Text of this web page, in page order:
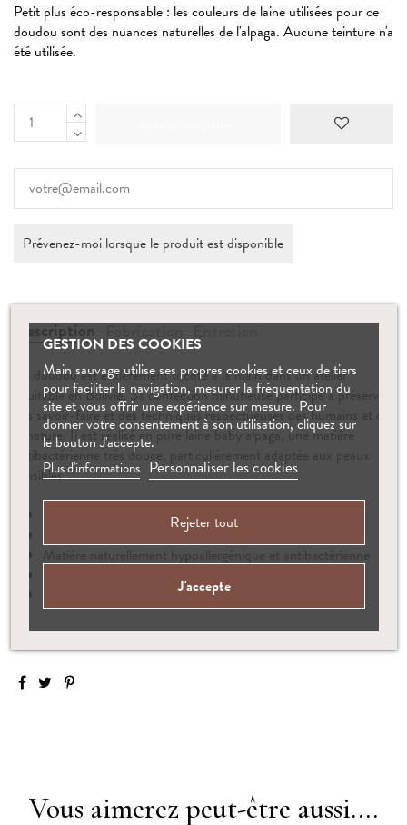
Petit plus éco-responsable : les couleurs de laine utilisées pour ce
doudou sont des nuances naturelles de l'alpaga. Aucune teinture n'a
été utilisée.
Description Fabrication Entretien
Ce doudou est entièrement tricoté à la main dans un atelier
équitable en Bolivie. Sa confection minutieuse participe à préserver
des savoir-faire et des techniques respectueuses des humains et de
la nature. Il est réalisé en pure laine baby alpaga, une matière
antibactérienne très douce, particulièrement adaptée aux peaux
sensibles.
Tricot à la main en laine 100% Baby Alpaga
Matière naturellement hypoallergénique et antibactérienne
Conforme aux normes de sécurité européennes
Convient dès la naissance
Vous aimerez peut-être aussi....
GESTION DES COOKIES
Main sauvage utilise ses propres cookies et ceux de tiers
pour faciliter la navigation, mesurer la fréquentation du
site et vous offrir une expérience sur mesure. Pour
donner votre consentement à son utilisation, cliquez sur
le bouton J'accepte.
Plus d'informations Personnaliser les cookies
Rejeter tout
J'accepte